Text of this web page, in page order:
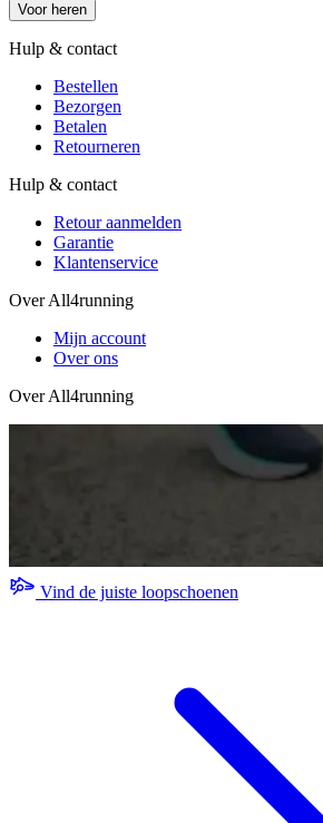
Voor heren
Hulp & contact
Bestellen
Bezorgen
Betalen
Retourneren
Hulp & contact
Retour aanmelden
Garantie
Klantenservice
Over All4running
Mijn account
Over ons
Over All4running
Vind de juiste loopschoenen